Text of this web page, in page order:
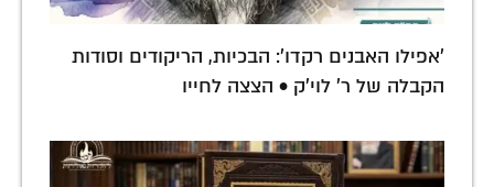
'אפילו האבנים רקדו': הבכיות, הריקודים וסודות
הקבלה של ר' לוי'ק • הצצה לחייו